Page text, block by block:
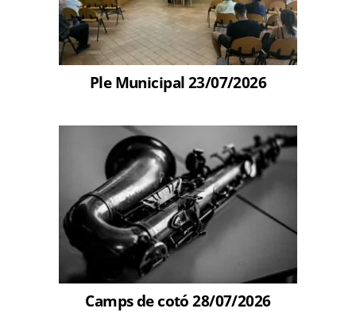
Ple Municipal 23/07/2026
Camps de cotó 28/07/2026